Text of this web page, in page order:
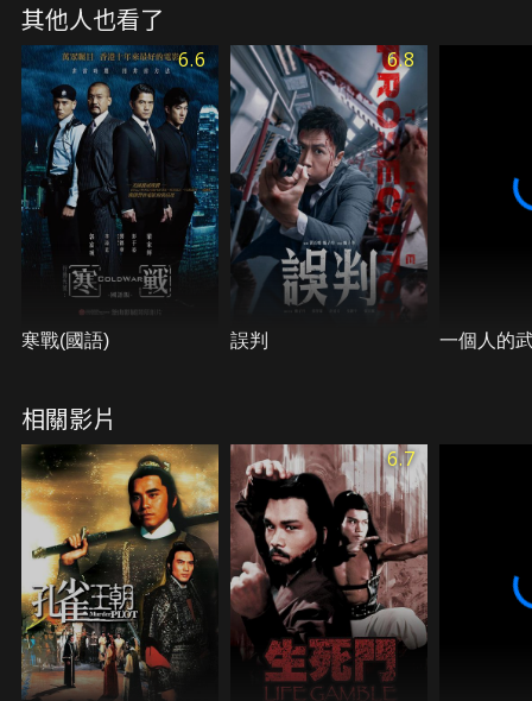
力行俠仗義替天行道的雙刀引向虎威山莊。雷力殺向
虎威山莊，龍異之以江湖長者身份出面干預，以三節
棍擊破雷力的「鴛鴦雙刀」，逼雷力自斷右臂，從此
退出江湖。
其他人也看了
6.6
寒戰(國語)
6.8
誤判 一個人的
相關影片
6.7